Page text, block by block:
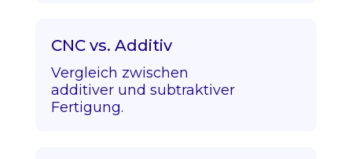
CNC vs. Additiv
Vergleich zwischen
additiver und subtraktiver
Fertigung.